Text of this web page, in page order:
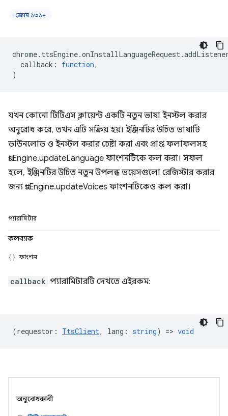
ক্রোম ১৩১+
chrome. ttsEngine.onInstallLanguageRequest.
callback : function,
)
যখন কোনো টিটিএস ক্লায়েন্ট একটি নতুন ভাষা ইনস্টল করার
অনুরোধ করে, তখন এটি সক্রিয় হয়। ইঞ্জিনটির উচিত ভাষাটি
ডাউনলোড ও ইনস্টল করার চেষ্টা করা এবং প্রাপ্ত ফলাফলসহ
ttsEngine.updateLanguage ফাংশনটিকে কল করা। সফল
হলে, ইঞ্জিনটির উচিত নতুন উপলব্ধ ভয়েসগুলো রেজিস্টার করার
জন্য ttsEngine.updateVoices ফাংশনটিকেও কল করা।
প্যারামিটার
কলব্যাক
ফাংশন
callback প্যারামিটারটি দেখতে এইরকম:
(requestor : TtsClient, lang : string) => void
অনুরোধকারী